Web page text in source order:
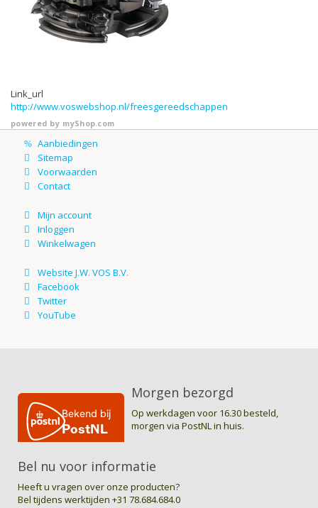
Link_url
http://www.voswebshop.nl/freesgereedschappen
powered by myShop.com
Morgen bezorgd
Op werkdagen voor 16.30 besteld,
morgen via PostNL in huis.
Bel nu voor informatie
Heeft u vragen over onze producten?
Bel tijdens werktijden +31 78.684.684.0